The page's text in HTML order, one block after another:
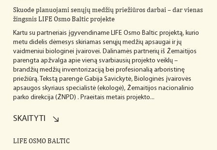
Skuode planuojami senųjų medžių priežiūros darbai – dar vienas
žingsnis LIFE Osmo Baltic projekte
Kartu su partneriais įgyvendiname LIFE Osmo Baltic projektą, kurio
metu didelis dėmesys skiriamas senųjų medžių apsaugai ir jų
vaidmeniui biologinei įvairovei. Dalinamės partnerių iš Žemaitijos
parengta apžvalga apie vieną svarbiausių projekto veiklų –
brandžių medžių inventorizaciją bei profesionalią arboristinę
priežiūrą. Tekstą parengė Gabija Savickytė, Biologinės įvairovės
apsaugos skyriaus specialistė (ekologė), Žemaitijos nacionalinio
parko direkcija (ŽNPD) . Praeitais metais projekto...
SKAITYTI
LIFE OSMO BALTIC